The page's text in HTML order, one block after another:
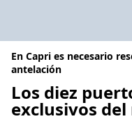
En Capri es necesario
antelación
Los diez
exclusivos